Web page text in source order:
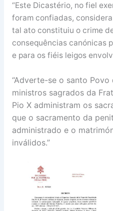
“Este Dicastério, no fiel
foram confiadas,
tal ato constituiu o crime
consequências canónicas
e para os fiéis leigos
“Adverte-se o santo Povo
ministros sagrados da
Pio X administram os
que o sacramento da
administrado e o
inválidos.”